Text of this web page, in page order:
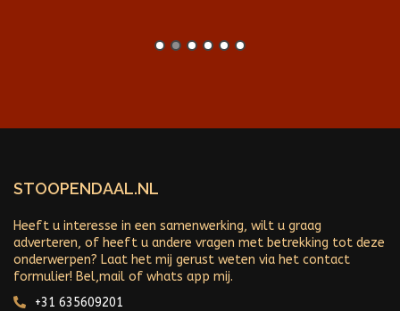
STOOPENDAAL.NL
Heeft u interesse in een samenwerking, wilt u graag
adverteren, of heeft u andere vragen met betrekking tot deze
onderwerpen? Laat het mij gerust weten via het contact
formulier! Bel,mail of whats app mij.
+31 635609201